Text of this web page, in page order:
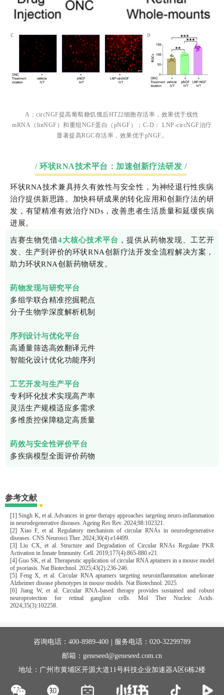
A：circNGF提高葡萄糖饥饿后HT22细胞存活率，效果优于线性
mRNA（linNGF）和重组NGF蛋白（pNGF）；C-D： LNP-circNGF治疗
显著提高RGC存活率，效果优于pNGF。
/ 环状RNA技术平台：加速创新疗法研发 /
环状RNA技术兼具持久有效性与安全性，为神经退行性疾病
治疗提供新思路。加快科研成果的转化应用和创新疗法的研
发，有望精准有效治疗NDs，改善患者生活质量和延缓疾病
进展。
吉赛生物凭借4大核心技术平台 ，提供从药物发现、工艺开
发、生产到评价的环状RNA创新疗法开发全流程解决方案，
助力环状RNA创新药物研发。
药物发现与研究平台
多组学联合精准挖掘靶点
分子生物学深度解析机制
序列设计与优化平台
高通量筛选高效翻译元件
智能化设计优化功能序列
工艺开发与生产平台
专利环化技术实现高产率
灵活生产规模适应多需求
多维质控保障稳定高质量
药效与安全性评价平台
多疾病模型全面评价药物
参考文献
[1] Singh K, et al. Advances in gene therapy approaches targeting neuro-inflammation
in neurodegenerative diseases. Ageing Res Rev. 2024;98:102321.
[2] Xiao F, et al. Regulatory mechanism of circular RNAs in neurodegenerative
diseases. CNS Neurosci Ther. 2024;30(4):e14499.
[3] Liu CX, et al. Structure and Degradation of Circular RNAs Regulate PKR
Activation in Innate Immunity. Cell. 2019;177(4):865-880.e21.
[4] Guo SK, et al. Therapeutic application of circular RNA aptamers in a mouse model
of psoriasis. Nat Biotechnol. 2025;43(2):236-246.
[5] Feng X, et al. Circular RNA aptamers targeting neuroinflammation ameliorate
Alzheimer disease phenotypes in mouse models. Nat Biotechnol. 2025.
[6] Jiang W, et al. Circular RNA-based therapy provides sustained and robust
neuroprotection for retinal ganglion cells. Mol Ther Nucleic Acids.
2024;35(3):102258.
咨询电话：400-8989-400 | 服务电话： 020-32299789
邮箱：geneseed@geneseed.com.cn
地址：广州市黄埔区开源大道11号科技企业加速器A区6栋2楼